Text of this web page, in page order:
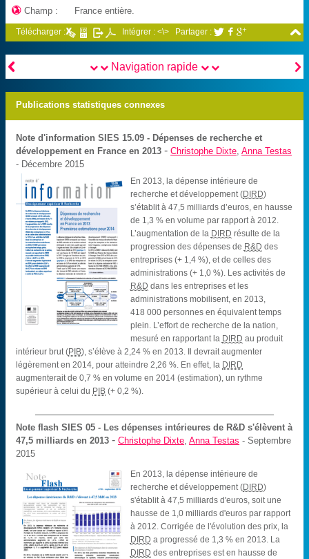
 Champ : France entière.

Télécharger : Intégrer : <\> Partager :   
 
Navigation rapide
Publications statistiques connexes
Note d'information SIES 15.09 - Dépenses de recherche et
développement en France en 2013 -Christophe Dixte,Anna Testas
- Décembre 2015
En 2013, la dépense intérieure de
recherche et développement (DIRD)
s’établit à 47,5 milliards d’euros, en hausse
de 1,3 % en volume par rapport à 2012.
L’augmentation de la DIRD résulte de la
progression des dépenses de R&D des
entreprises (+ 1,4 %), et de celles des
administrations (+ 1,0 %). Les activités de
R&D dans les entreprises et les
administrations mobilisent, en 2013,
418 000 personnes en équivalent temps
plein. L’effort de recherche de la nation,
mesuré en rapportant la DIRD au produit
intérieur brut (PIB), s’élève à 2,24 % en 2013. Il devrait augmenter
légèrement en 2014, pour atteindre 2,26 %. En effet, la DIRD
augmenterait de 0,7 % en volume en 2014 (estimation), un rythme
supérieur à celui du PIB (+ 0,2 %).
Note flash SIES 05 - Les dépenses intérieures de R&D s'élèvent à
47,5 milliards en 2013 -Christophe Dixte,Anna Testas - Septembre
2015
En 2013, la dépense intérieure de
recherche et développement (DIRD)
s'établit à 47,5 milliards d'euros, soit une
hausse de 1,0 milliards d'euros par rapport
à 2012. Corrigée de l'évolution des prix, la
DIRD a progressé de 1,3 % en 2013. La
DIRD des entreprises est en hausse de